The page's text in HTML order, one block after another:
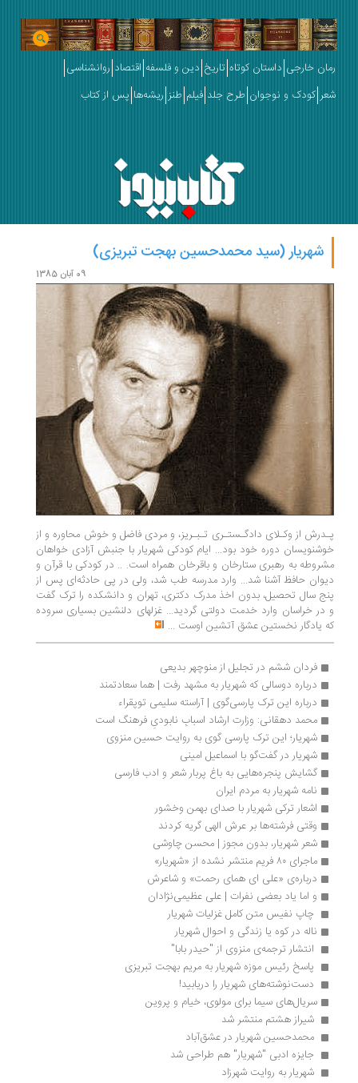
رمان خارجی داستان کوتاه تاریخ دین و فلسفه اقتصاد روانشناسی
شعر کودک و نوجوان طرح جلد فیلم طنز ریشه‌ها پس از کتاب
شهریار (سید محمدحسین بهجت تبریزی)
09 آبان 1385
پـدرش از وکـلای دادگـستـری تـبـریز، و مردی فاضل و خوش محاوره و از
خوشنویسان دوره خود بود... ایام کودکی شهریار با جنبش آزادی خواهان
مشروطه به رهبری ستارخان و باقرخان همراه است. .. در کودکی با قرآن و
دیوان حافظ آشنا شد... وارد مدرسه طب شد، ولی در پی حادثه‌ای پس از
پنج سال تحصیل، بدون اخذ مدرک دکتری، تهران و دانشکده را ترک گفت
و در خراسان وارد خدمت دولتی گردید... غزلهای دلنشین بسیاری سروده
که یادگار نخستین عشق آتشین اوست ...
فردان ششم در تجلیل از منوچهر بدیعی
درباره دوسالی که شهریار به مشهد رفت | هما سعادتمند
درباره این ترک پارسی‌گوی | آراسته سلیمی توپقراء
محمد دهقانی: وزارت ارشاد اسبابِ نابودیِ فرهنگ است
شهریار؛ این ترک پارسی گوی به روایت حسین منزوی
شهریار در گفت‌گو با اسماعیل امینی
گشایش پنجره‌هایی به باغ پربار شعر و ادب فارسی
نامه شهریار به مردم ایران
اشعار ترکی شهریار با صدای بهمن وخشور
وقتی فرشته‌ها بر عرش الهی گریه کردند
شعر شهریار، بدون مجوز | محسن چاوشی
ماجرای ۸۰ فریم منتشر نشده از «شهریار»
درباره‌ی «علی ای همای رحمت» و شاعرش
و اما یاد بعضی نفرات | علی عظیمی‌نژادان
چاپ نفیس متن کامل غزلیات شهریار
ناله در کوه یا زندگی و احوال شهریار
انتشار ترجمه‌ی منزوی از "حیدر بابا"
پاسخ رئیس موزه شهریار به مریم بهجت تبریزی
دست‌نوشته‌های شهریار را دریابید!
سریال‌های سیما برای مولوی، خیام و پروین
شیراز هشتم منتشر شد
محمدحسین شهریار در عشق‌آباد
جایزه ادبی "شهریار" هم طراحی شد
شهریار به روایت شهرزاد